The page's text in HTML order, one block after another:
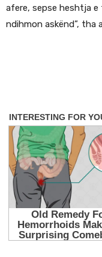
afere, sepse heshtja e
ndihmon askënd”, tha